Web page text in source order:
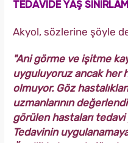
TEDAVİDE YAŞ
Akyol, sözlerine şöyle
"Ani görme ve işitme
uyguluyoruz ancak her
olmuyor. Göz
uzmanlarının
görülen hastaları tedavi
Tedavinin